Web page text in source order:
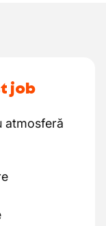
job
atmosferă